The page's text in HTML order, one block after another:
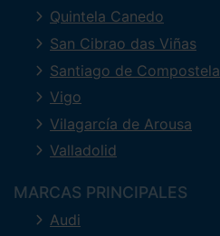
Quintela Canedo
San Cibrao das Viñas
Santiago de Compostela
Vigo
Vilagarcía de Arousa
Valladolid
MARCAS PRINCIPALES
Audi